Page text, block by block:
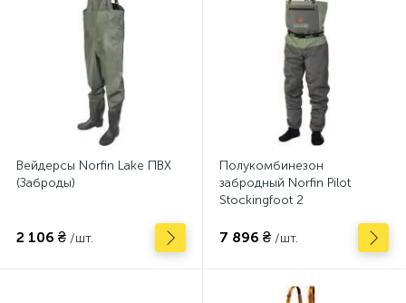
Вейдерсы Norfin Lake ПВХ
(Заброды)
2 106 ₴ /шт.
Полукомбинезон
забродный Norfin Pilot
Stockingfoot 2
7 896 ₴ /шт.